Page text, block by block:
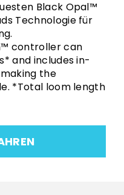
Black Opal™
Technologie für
controller can
and includes in-
the
*Total loom length